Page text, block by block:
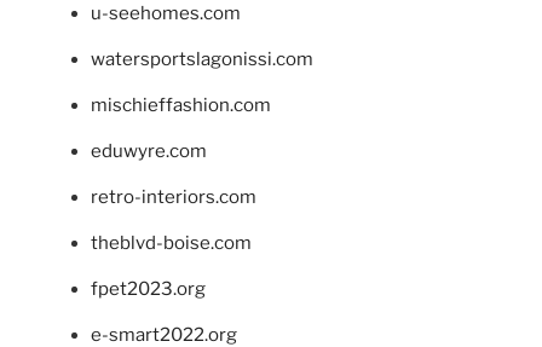
u-seehomes.com
watersportslagonissi.com
mischieffashion.com
eduwyre.com
retro-interiors.com
theblvd-boise.com
fpet2023.org
e-smart2022.org